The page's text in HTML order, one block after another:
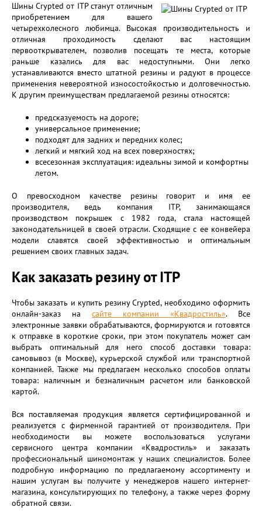
Шины Crypted от ITP станут отличным
приобретением для вашего
четырехколесного любимца. Высокая производительность и
отличная проходимость сделают вас настоящим
первооткрывателем, позволив посещать те места, которые
раньше казались для вас недоступными. Они легко
устанавливаются вместо штатной резины и радуют в процессе
применения невероятной износостойкостью и долговечностью.
К другим преимуществам предлагаемой резины относятся:
предсказуемость на дороге;
универсальное применение;
подходят для задних и передних колес;
легкий и мягкий ход на всех поверхностях;
всесезонная эксплуатация: идеальны зимой и комфортны
летом.
О превосходном качестве резины говорит и имя ее
производителя, ведь компания ITP, занимающаяся
производством покрышек с 1982 года, стала настоящей
законодательницей в своей отрасли. Сходящие с ее конвейера
модели славятся своей эффективностью и оптимальным
решением своих главных задач.
Как заказать резину от ITP
Чтобы заказать и купить резину Crypted, необходимо оформить
онлайн-заказ на сайте компании «Квадростиль». Все
электронные заявки обрабатываются, формируются и готовятся
к отправке в короткие сроки, при этом покупатель может сам
выбрать оптимальный для него способ доставки товара:
самовывоз (в Москве), курьерской службой или транспортной
компанией. Также мы предлагаем несколько способов оплаты
товара: наличным и безналичным расчетом или банковской
картой.
Вся поставляемая продукция является сертифицированной и
реализуется с фирменной гарантией от производителя. При
необходимости вы можете воспользоваться услугами
сервисного центра компании «Квадростиль» и заказать
профессиональный шиномонтаж у наших специалистов. Более
подробную информацию по предлагаемому ассортименту и
нашим услугам вы получите у менеджеров нашего интернет-
магазина, консультирующих по телефону, а также через форму
обратной связи.